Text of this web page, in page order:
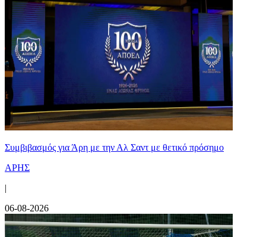
Συμβιβασμός για Άρη με την Αλ Σαντ με θετικό πρόσημο
ΑΡΗΣ
|
06-08-2026